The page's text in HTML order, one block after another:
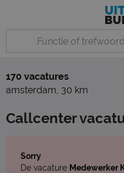
170 vacatures
amsterdam, 30 km
Callcenter
Sorry
De vacature Medewerker